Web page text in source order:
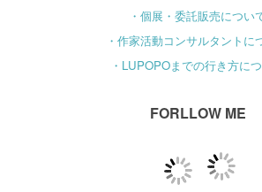
・個展・委託販売につい
・作家活動コンサルタントに
・LUPOPOまでの行き方に
FORLLOW ME